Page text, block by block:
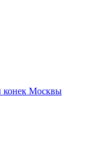
конек Москвы